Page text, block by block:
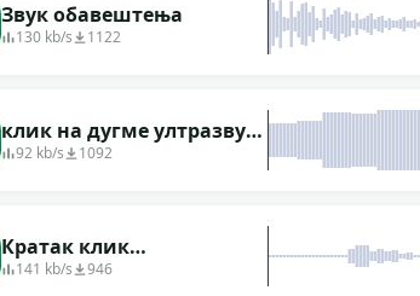
Звук обавештења
130 kb/s 1122
клик на дугме ултразвук
оштар
92 kb/s 1092
Кратак клик
компјутерског миша
141 kb/s 946